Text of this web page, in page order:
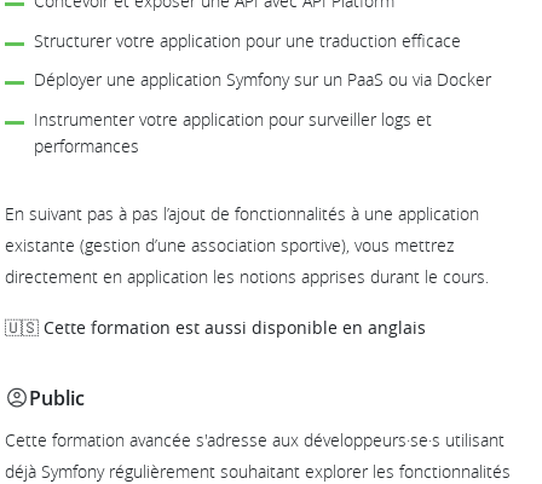
Structurer votre application pour une traduction efficace
Déployer une application Symfony sur un PaaS ou via Docker
Instrumenter votre application pour surveiller logs et
performances
En suivant pas à pas l’ajout de fonctionnalités à une application
existante (gestion d’une association sportive), vous mettrez
directement en application les notions apprises durant le cours.
🇺🇸 Cette formation est aussi disponible en anglais
Public
Cette formation avancée s'adresse aux développeurs·se·s utilisant
déjà Symfony régulièrement souhaitant explorer les fonctionnalités